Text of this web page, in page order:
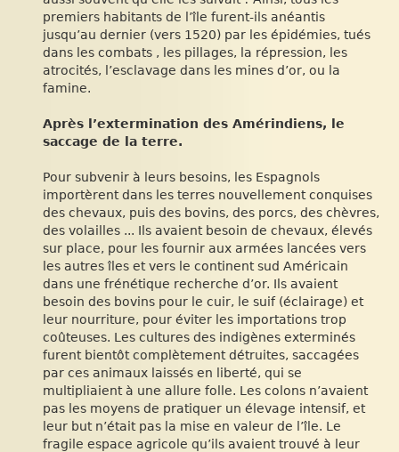
premiers habitants de l’île furent-ils anéantis
jusqu’au dernier (vers 1520) par les épidémies, tués
dans les combats , les pillages, la répression, les
atrocités, l’esclavage dans les mines d’or, ou la
famine.
Après l’extermination des Amérindiens, le
saccage de la terre.
Pour subvenir à leurs besoins, les Espagnols
importèrent dans les terres nouvellement conquises
des chevaux, puis des bovins, des porcs, des chèvres,
des volailles ... Ils avaient besoin de chevaux, élevés
sur place, pour les fournir aux armées lancées vers
les autres îles et vers le continent sud Américain
dans une frénétique recherche d’or. Ils avaient
besoin des bovins pour le cuir, le suif (éclairage) et
leur nourriture, pour éviter les importations trop
coûteuses. Les cultures des indigènes exterminés
furent bientôt complètement détruites, saccagées
par ces animaux laissés en liberté, qui se
multipliaient à une allure folle. Les colons n’avaient
pas les moyens de pratiquer un élevage intensif, et
leur but n’était pas la mise en valeur de l’île. Le
fragile espace agricole qu’ils avaient trouvé à leur